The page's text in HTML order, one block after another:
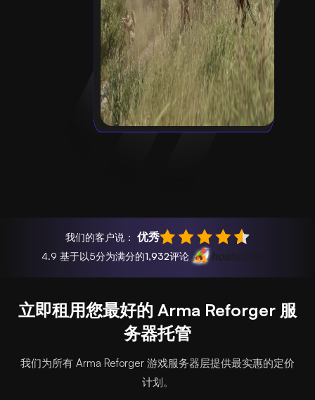
我们的客户说： 优秀
4.9 基于以5分为满分的1,932评论
立即租用您最好的 Arma Reforger 服
务器托管
我们为所有 Arma Reforger 游戏服务器层提供最实惠的定价
计划。